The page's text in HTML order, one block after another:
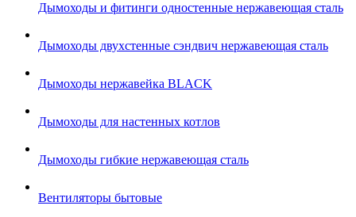
Дымоходы и фитинги одностенные нержавеющая сталь
Дымоходы двухстенные сэндвич нержавеющая сталь
Дымоходы нержавейка BLACK
Дымоходы для настенных котлов
Дымоходы гибкие нержавеющая сталь
Вентиляторы бытовые